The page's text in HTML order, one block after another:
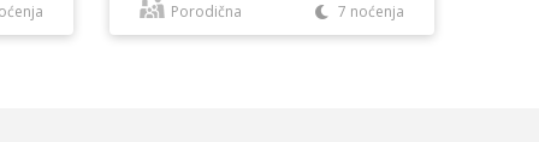
Porodična 7 noćenja